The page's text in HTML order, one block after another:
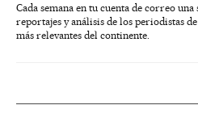
Cada semana en tu cuenta de correo una
reportajes y análisis de los periodistas
más relevantes del continente.